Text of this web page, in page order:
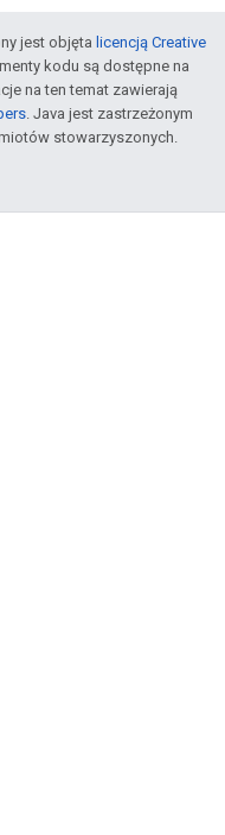
jest objęta licencją Creative
kodu są dostępne na
na ten temat zawierają
. Java jest zastrzeżonym
stowarzyszonych.